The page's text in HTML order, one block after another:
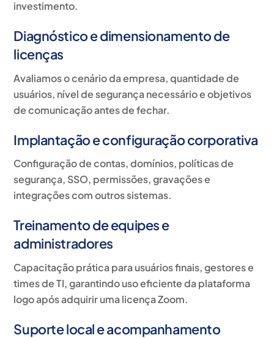
investimento.
Diagnóstico e dimensionamento de
licenças
Avaliamos o cenário da empresa, quantidade de
usuários, nível de segurança necessário e objetivos
de comunicação antes de fechar.
Implantação e configuração corporativa
Configuração de contas, domínios, políticas de
segurança, SSO, permissões, gravações e
integrações com outros sistemas.
Treinamento de equipes e
administradores
Capacitação prática para usuários finais, gestores e
times de TI, garantindo uso eficiente da plataforma
logo após adquirir uma licença Zoom.
Suporte local e acompanhamento